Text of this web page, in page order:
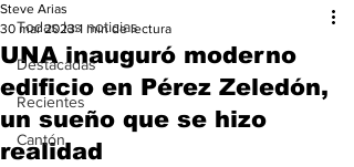
Todas las noticias
Destacadas
Recientes
Cantón
UNA inauguró moderno
edificio en Pérez Zeledón,
un sueño que se hizo
realidad
Steve Arias
30 mar 2023 1 min de lectura